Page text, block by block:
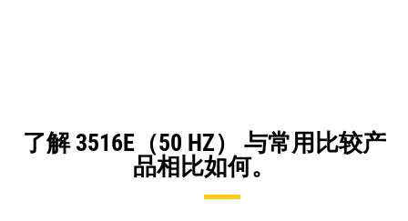
了解 3516E（50 HZ） 与常用比较产
品相比如何。